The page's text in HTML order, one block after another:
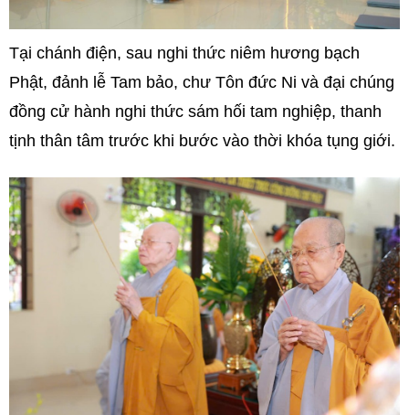
Tại chánh điện, sau nghi thức niêm hương bạch
Phật, đảnh lễ Tam bảo, chư Tôn đức Ni và đại chúng
đồng cử hành nghi thức sám hối tam nghiệp, thanh
tịnh thân tâm trước khi bước vào thời khóa tụng giới.